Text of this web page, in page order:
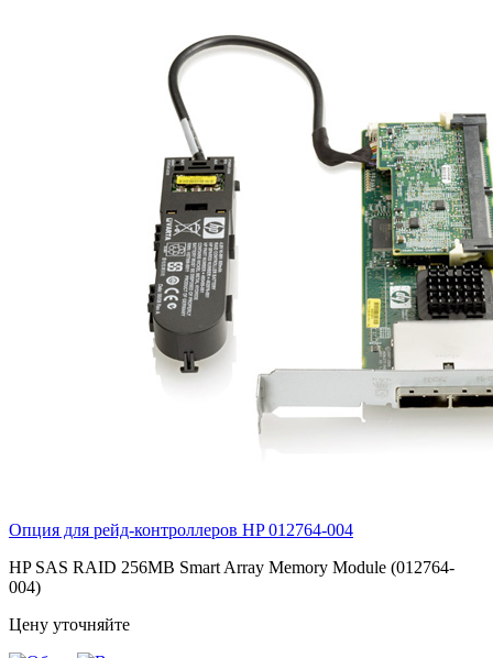
Опция для pейд-контроллеров HP012764-004
HP SAS RAID 256MB Smart Array Memory Module (012764-
004)
Цену уточняйте